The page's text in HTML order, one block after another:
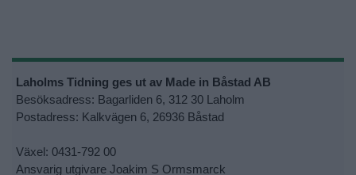
Laholms Tidning ges ut av Made in Båstad AB
Besöksadress: Bagarliden 6, 312 30 Laholm
Postadress: Kalkvägen 6, 26936 Båstad
Växel: 0431-792 00
Ansvarig utgivare Joakim S Ormsmarck